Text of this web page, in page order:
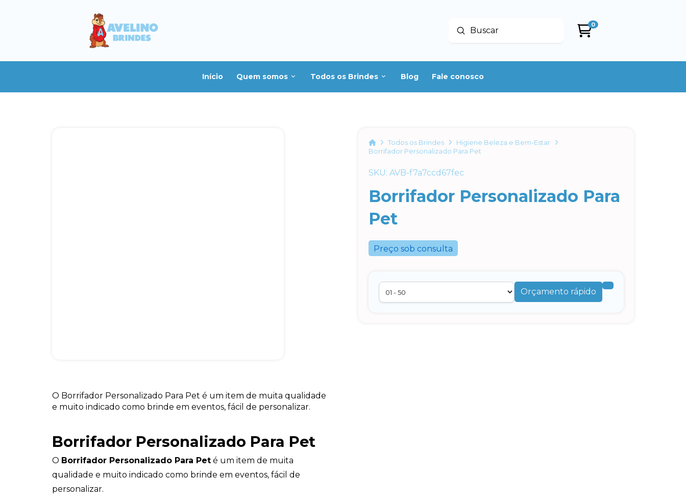
Buscar
Enviar
0
Início Quem somos Todos os Brindes Blog Fale conosco
HomeTodos os Brindes
Higiene Beleza e Bem-Estar
Borrifador Personalizado Para Pet
SKU: AVB-f7a7ccd67fec
Borrifador Personalizado Para
Pet
Preço sob consulta
Orçamento rápido
O Borrifador Personalizado Para Pet é um item de muita qualidade
e muito indicado como brinde em eventos, fácil de personalizar.
Borrifador Personalizado Para Pet
O Borrifador Personalizado Para Pet é um item de muita
qualidade e muito indicado como brinde em eventos, fácil de
personalizar.